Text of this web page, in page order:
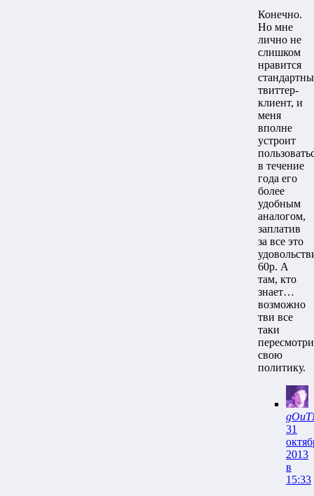
Конечно.
Но мне
лично не
слишком
нравится
твиттер-
клиент, и
меня
вполне
устроит
в течение
года его
более
удобным
аналогом,
заплатив
за все это
60р. А
там, кто
знает…
возможно
тви все
таки
свою
политику.
31
2013
в
15:33